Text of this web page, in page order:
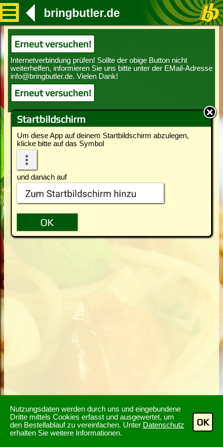
Nutzungsdaten werden durch uns und eingebundene
Dritte mittels Cookies erfasst und ausgewertet, um
den Bestellablauf zu vereinfachen. Unter Datenschutz
erhalten Sie weitere Informationen.
OK
Startbildschirm
Um diese App auf deinem Startbildschirm abzulegen,
klicke bitte auf das Symbol
und danach auf
bringbutler.de
Erneut versuchen!
Erneut versuchen!